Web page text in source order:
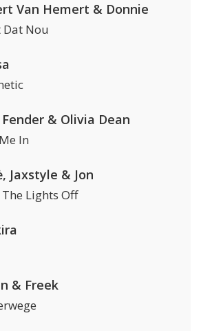
Van Hemert & Donnie
Dat Nou
Fender & Olivia Dean
In
Jaxstyle & Jon
Lights Off
& Freek